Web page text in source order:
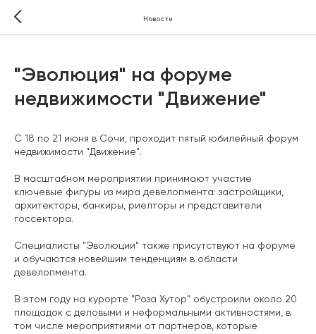
Новости
"Эволюция" на форуме
недвижимости "Движение"
С 18 по 21 июня в Сочи, проходит пятый юбилейный форум
недвижимости "Движение".
В масштабном мероприятии принимают участие
ключевые фигуры из мира девелопмента: застройщики,
архитекторы, банкиры, риелторы и представители
госсектора.
Специалисты "Эволюции" также присутствуют на форуме
и обучаются новейшим тенденциям в области
девелопмента.
В этом году на курорте "Роза Хутор" обустроили около 20
площадок с деловыми и неформальными активностями, в
том числе мероприятиями от партнеров, которые